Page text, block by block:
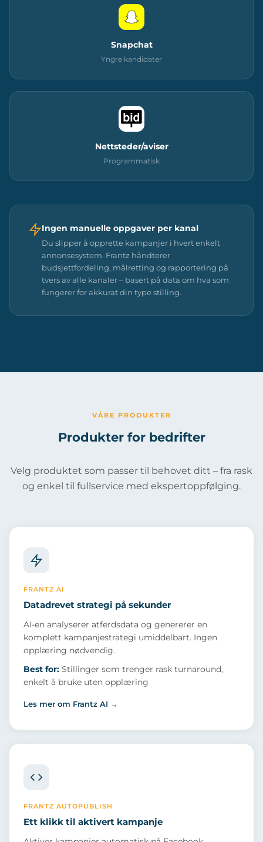
Snapchat
Yngre kandidater
Nettsteder/aviser
Programmatisk
Ingen manuelle oppgaver per kanal
Du slipper å opprette kampanjer i hvert enkelt
annonsesystem. Frantz håndterer
budsjettfordeling, målretting og rapportering på
tvers av alle kanaler – basert på data om hva som
fungerer for akkurat din type stilling.
VÅRE PRODUKTER
Produkter for bedrifter
Velg produktet som passer til behovet ditt – fra rask
og enkel til fullservice med ekspertoppfølging.
FRANTZ AI
Datadrevet strategi på sekunder
AI-en analyserer atferdsdata og genererer en
komplett kampanjestrategi umiddelbart. Ingen
opplæring nødvendig.
Best for: Stillinger som trenger rask turnaround,
enkelt å bruke uten opplæring
Les mer om Frantz AI →
FRANTZ AUTOPUBLISH
Ett klikk til aktivert kampanje